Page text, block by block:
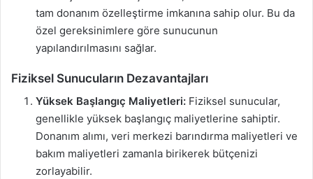
tam donanım özelleştirme imkanına sahip olur. Bu da
özel gereksinimlere göre sunucunun
yapılandırılmasını sağlar.
Fiziksel Sunucuların Dezavantajları
Yüksek Başlangıç Maliyetleri: Fiziksel sunucular,
genellikle yüksek başlangıç maliyetlerine sahiptir.
Donanım alımı, veri merkezi barındırma maliyetleri ve
bakım maliyetleri zamanla birikerek bütçenizi
zorlayabilir.